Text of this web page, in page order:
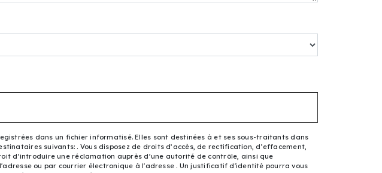
dans un fichier informatisé. Elles sont destinées à et ses sous-traitants dans
suivants: . Vous disposez de droits d’accès, de rectification, d’effacement,
d’introduire une réclamation auprès d’une autorité de contrôle, ainsi que
ou par courrier électronique à l'adresse . Un justificatif d'identité pourra vous